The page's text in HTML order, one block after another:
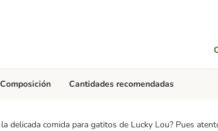
delicada comida para gatitos de Lucky Lou? Pues
Composición Cantidades recomendadas